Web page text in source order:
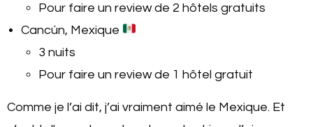
Pour faire un review de 2 hôtels gratuits
Cancún, Mexique
3 nuits
Pour faire un review de 1 hôtel gratuit
Comme je l’ai dit, j’ai vraiment aimé le Mexique. Et